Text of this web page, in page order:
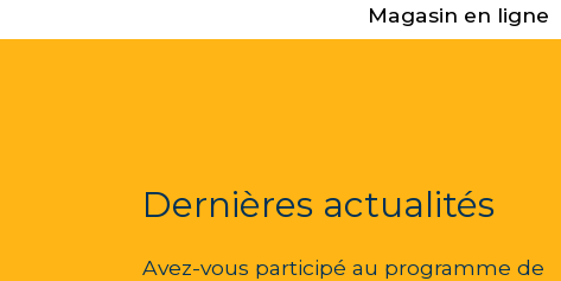
Magasin en ligne
Dernières actualités
Avez-vous participé au programme de